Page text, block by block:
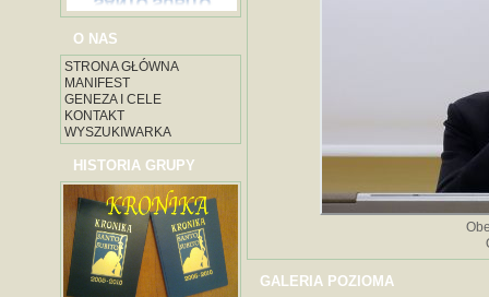
O NAS
STRONA GŁÓWNA
MANIFEST
GENEZA I CELE
KONTAKT
WYSZUKIWARKA
HISTORIA GRUPY
GALERIA POZIOMA